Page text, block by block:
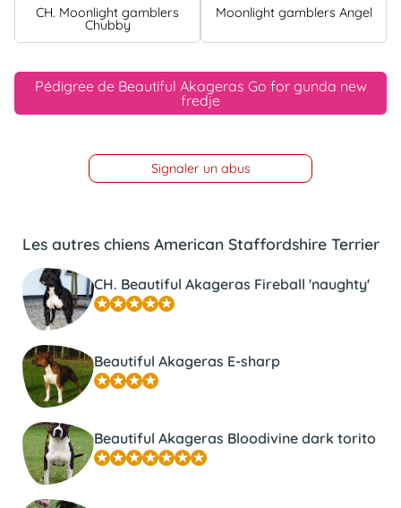
CH. Moonlight gamblers
Chubby
Moonlight gamblers Angel
Pédigree de Beautiful Akageras Go for gunda new
fredje
Signaler un abus
Les autres chiens American Staffordshire Terrier
CH. Beautiful Akageras Fireball 'naughty'
Beautiful Akageras E-sharp
Beautiful Akageras Bloodivine dark torito